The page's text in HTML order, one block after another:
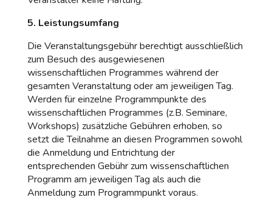
5. Leistungsumfang
Die Veranstaltungsgebühr berechtigt ausschließlich
zum Besuch des ausgewiesenen
wissenschaftlichen Programmes während der
gesamten Veranstaltung oder am jeweiligen Tag.
Werden für einzelne Programmpunkte des
wissenschaftlichen Programmes (z.B. Seminare,
Workshops) zusätzliche Gebühren erhoben, so
setzt die Teilnahme an diesen Programmen sowohl
die Anmeldung und Entrichtung der
entsprechenden Gebühr zum wissenschaftlichen
Programm am jeweiligen Tag als auch die
Anmeldung zum Programmpunkt voraus.